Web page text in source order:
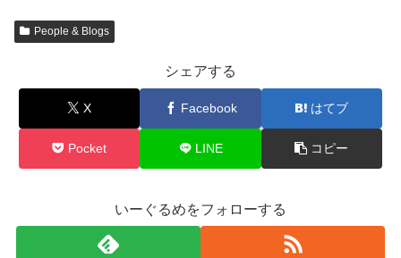
People & Blogs
シェアする
X Facebook はてブ
Pocket LINE コピー
いーぐるめをフォローする